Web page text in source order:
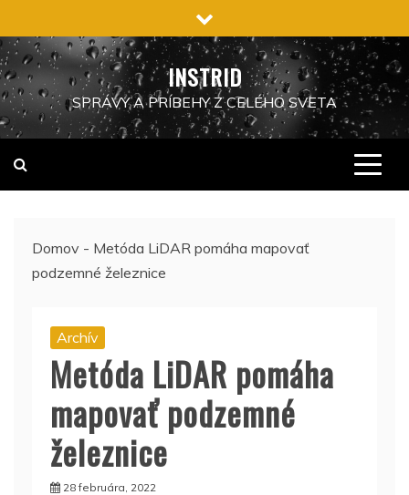
na
obsah
INSTRID
SPRÁVY A PRÍBEHY Z CELÉHO SVETA
Domov - Metóda LiDAR pomáha mapovať
podzemné železnice
Archív
Metóda LiDAR pomáha
mapovať podzemné
železnice
28 februára, 2022